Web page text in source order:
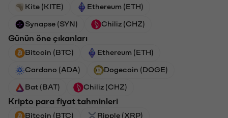
Kite (KITE) Ethereum (ETH)
Synapse (SYN) Chiliz (CHZ)
Günün öne çıkanları
Bitcoin (BTC) Ethereum (ETH)
Cardano (ADA) Dogecoin (DOGE)
Bat (BAT) Chiliz (CHZ)
Kripto para fiyat tahminleri
Bitcoin (BTC) Ripple (XRP)